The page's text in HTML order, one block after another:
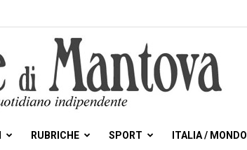
RUBRICHE SPORT ITALIA / MONDO